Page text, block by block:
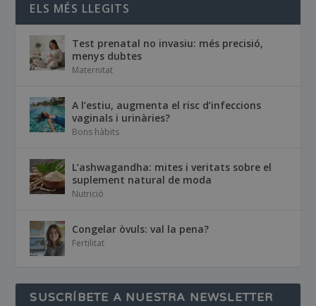
ELS MÉS LLEGITS
Test prenatal no invasiu: més precisió,
menys dubtes
Maternitat
A l’estiu, augmenta el risc d’infeccions
vaginals i urinàries?
Bons hàbits
L’ashwagandha: mites i veritats sobre el
suplement natural de moda
Nutrició
Congelar òvuls: val la pena?
Fertilitat
SUSCRÍBETE A NUESTRA NEWSLETTER